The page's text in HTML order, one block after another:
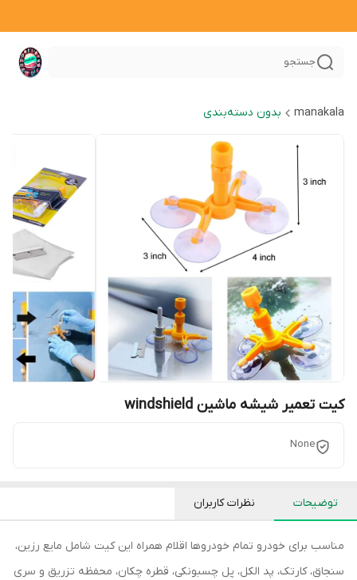
جستجو
manakala بدون دسته‌بندی
کیت تعمیر شیشه ماشین windshield
None
توضیحات نظرات کاربران
مناسب برای خودرو تمام خودروها اقلام همراه این کیت شامل مایع رزین،
سنجاق، کارتک، پد الکل، پل چسبونکی، قطره چکان، محفظه تزریق و سری